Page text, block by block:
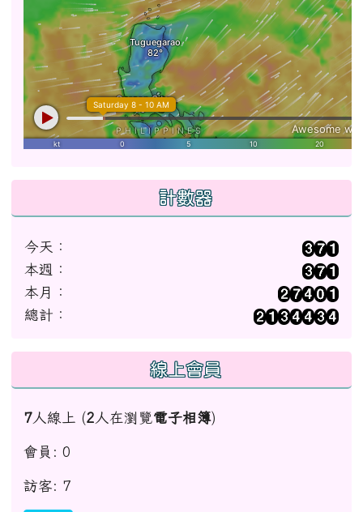
計數器
今天：
本週：
本月：
總計：
線上會員
7 人線上 (2 人在瀏覽電子相簿)
會員: 0
訪客: 7